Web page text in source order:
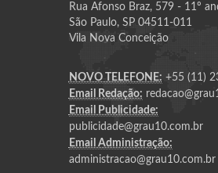
Rua Afonso Braz, 579 - 11º
São Paulo, SP 04511-011
Vila Nova Conceição
NOVO TELEFONE: +55 (11)
Email Redação:
Email Publicidade:
publicidade@grau10.com.br
Email Administração:
administracao@grau10.com.br